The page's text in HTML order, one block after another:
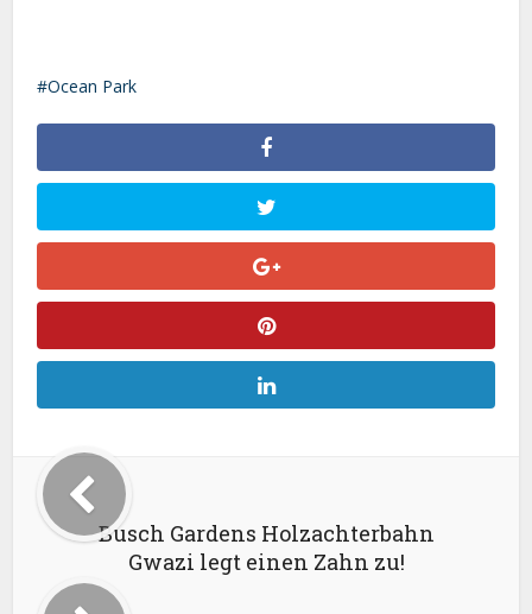
Ocean Park
Busch Gardens Holzachterbahn
Gwazi legt einen Zahn zu!